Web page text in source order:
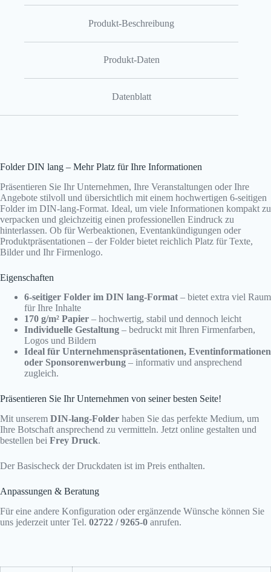
Produkt-Beschreibung
Produkt-Daten
Datenblatt
Folder DIN lang – Mehr Platz für Ihre Informationen
Präsentieren Sie Ihr Unternehmen, Ihre Veranstaltungen oder Ihre
Angebote stilvoll und übersichtlich mit einem hochwertigen 6-seitigen
Folder im DIN-lang-Format. Ideal, um viele Informationen kompakt zu
verpacken und gleichzeitig einen professionellen Eindruck zu
hinterlassen. Ob für Werbeaktionen, Eventankündigungen oder
Produktpräsentationen – der Folder bietet reichlich Platz für Texte,
Bilder und Ihr Firmenlogo.
Eigenschaften
6-seitiger Folder im DIN lang-Format – bietet extra viel Raum
für Ihre Inhalte
170 g/m² Papier – hochwertig, stabil und dennoch leicht
Individuelle Gestaltung – bedruckt mit Ihren Firmenfarben,
Logos und Bildern
Ideal für Unternehmenspräsentationen, Eventinformationen
oder Sponsorenwerbung – informativ und ansprechend
zugleich.
Präsentieren Sie Ihr Unternehmen von seiner besten Seite!
Mit unserem DIN-lang-Folder haben Sie das perfekte Medium, um
Ihre Botschaft ansprechend zu vermitteln. Jetzt online gestalten und
bestellen bei Frey Druck.
Der Basischeck der Druckdaten ist im Preis enthalten.
Anpassungen & Beratung
Für eine andere Konfiguration oder ergänzende Wünsche können Sie
uns jederzeit unter Tel. 02722 / 9265-0 anrufen.